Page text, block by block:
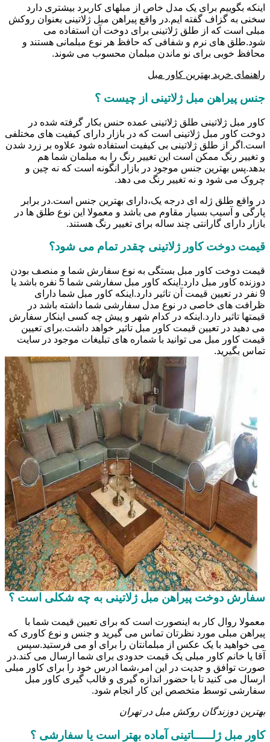
اینکه بگوییم برای یک مدل خاص از مبلهای کاربرد بیشتری دارد
سخنی به گزاف گفته ایم.در واقع پیراهن مبل ژلاتینی بعنوان روکش
مبلی است که از طلق ژلاتینی برای دوخت آن استفاده می
شود.طلق های نرم و شفافی که حافظ هر نوع مبلمانی هستند و
محافظ خوبی برای نو ماندن مبلمان محسوب می شوند.
راهنمای خرید بهترین کاور مبل
جنس پیراهن مبل ژلاتینی از چیست ؟
کاور مبل ژلاتینی طلق ژلاتینی عمده حنس بکار گرفته شده در
دوخت کاور مبل ژلاتینی است که در بازار دارای کیفیت های مختلفی
است.اگر از طلق ژلاتینی بی کیفیت استفاده شود علاوه بر زرد شدن
و تغییر رنگ ممکن است این تغییر رنگ را به مبلمان شما هم
بدهد.پس بهترین جنس موجود در بازار انگونه است که نه چین و
چروک می شود و نه تغییر رنگ می دهد.
در واقع طلق ژله ای درجه یک،دارای بهترین جنس است.در برابر
پارگی و آسیب بسیار مقاوم می باشد و معمولا این نوع طلق ها در
بازار دارای گارانتی چند ساله برای تغییر رنگ هستند.
قیمت دوخت کاور ژلاتینی چقدر تمام می شود؟
قیمت دوخت کاور مبل بستگی به نوع سفارش شما و منصف بودن
دوزنده کاور مبل دارد.اینکه کاور مبل سفارشی شما 5 نفره باشد یا
9 نفر در تعیین قیمت آن تاثیر دارد.اینکه کاور مبل شما دارای
ظرافت های خاصی در نوع مدل سفارشی شما داشته باشد در
قیمتها تاثیر دارد.اینکه در کدام شهر و پیش چه کسی اینکار سفارش
می دهید در تعیین قیمت کاور مبل تاثیر خواهد داشت.برای تعیین
قیمت کاور مبل می توانید با شماره های تبلیغات موجود در سایت
تماس بگیرید.
سفارش دوخت پیراهن مبل ژلاتینی به چه شکلی است ؟
معمولا روال کار به اینصورت است که برای تعیین قیمت شما با
پیراهن مبلی مورد نظرتان تماس می گیرید و جنس و نوع کاوری که
می خواهید با یک عکس از مبلمانتان را برای او می فرستید.سپس
آقا یا خانم کاور مبلی یک قیمت حدودی برای شما ارسال می کند.در
صورت توافق و جدیت در این امر،شما ادرس خود را برای کاور مبلی
ارسال می کنید تا با حضور اندازه گیری و قالب گیری کاور مبل
سفارشی توسط متخصص این کار انجام شود.
بهترین دوزندگان روکش مبل در تهران
کاور مبل ژلـــــاتینی آماده بهتر است یا سفارشی ؟